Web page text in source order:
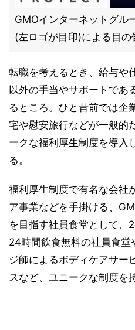
GMOインターネットグル
(左ロゴが目印)による目の
転職を考えるとき、給与や
以外の手当やサポートであ
るところ。ひと昔前では企
宅や慰安旅行などが一般的
ークな福利厚生制度を導入
る。
福利厚生制度で有名な会社
ア事業などを手掛ける、
を目指す社員食堂として、
24時間飲食無料の社員食
ジ師によるボディケアサー
スなど、ユニークな制度を